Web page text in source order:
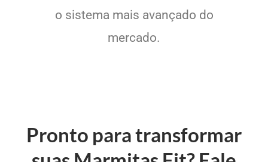
o sistema mais avançado do
mercado.
Pronto para transformar